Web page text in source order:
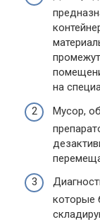
на
Мусор,
которые